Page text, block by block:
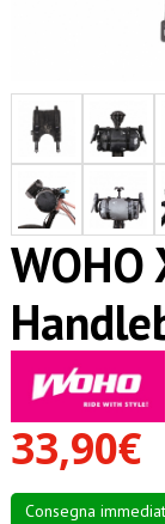
WOHO
33,90€
Consegna